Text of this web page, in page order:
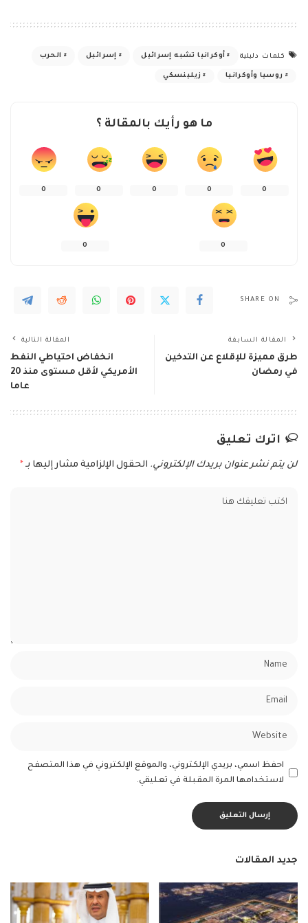
كلمات دليلية أوكرانيا تشبه إسرائيل إسرائيل الحرب
روسيا وأوكرانيا زيلينسكي
ما هو رأيك بالمقالة ؟
0
0
0
0
0
0
0
SHARE ON
المقالة السابقة
طرق مميزة للإقلاع عن التدخين
في رمضان
المقالة التالية
انخفاض احتياطي النفط
الأمريكي لأقل مستوى منذ 20
عاما
اترك تعليق
لن يتم نشر عنوان بريدك الإلكتروني. الحقول الإلزامية مشار إليها بـ *
احفظ اسمي، بريدي الإلكتروني، والموقع الإلكتروني في هذا المتصفح
لاستخدامها المرة المقبلة في تعليقي.
جديد المقالات